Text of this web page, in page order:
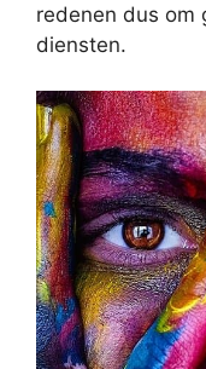
redenen dus om
diensten.